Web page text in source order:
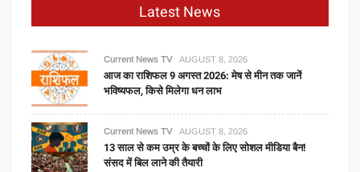
Latest News
Current News TV AUGUST 8, 2026
आज का राशिफल 9 अगस्त 2026: मेष से मीन तक जानें
भविष्यफल, किसे मिलेगा धन लाभ
Current News TV AUGUST 8, 2026
13 साल से कम उम्र के बच्चों के लिए सोशल मीडिया बैन!
संसद में बिल लाने की तैयारी